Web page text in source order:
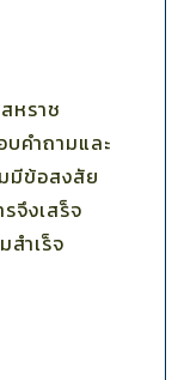
หราช
คำถามและ
มีข้อสงสัย
จึงเสร็จ
สำเร็จ